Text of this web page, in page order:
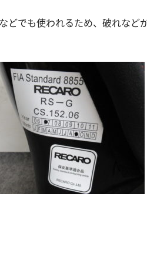
どでも使われるため、破れなど